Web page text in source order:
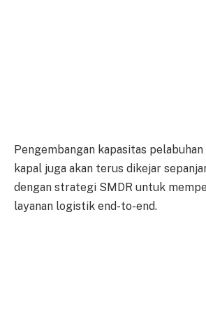
Pengembangan kapasitas
kapal juga akan terus dikejar
dengan strategi SMDR untuk
layanan logistik end-to-end.